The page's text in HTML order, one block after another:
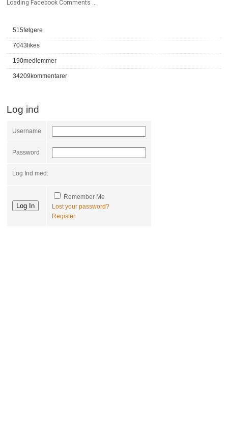
Loading Facebook Comments ...
515følgere
7043 likes
190medlemmer
34209 kommentarer
Log ind
Username
Password
Log Ind med:
Remember Me
Lost your password?
Register